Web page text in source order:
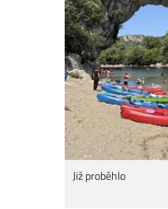
Již proběhlo